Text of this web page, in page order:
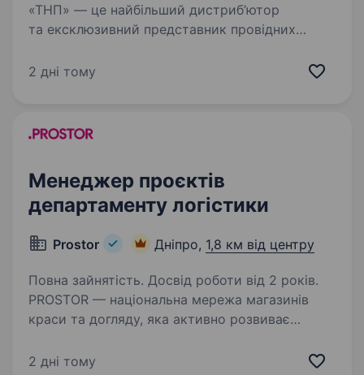
«ТНП» — це найбільший дистриб’ютор
та ексклюзивний представник провідних
Keramia) та категорії освітлення бренду Miorro.
2 дні тому
Менеджер проєктів
департаменту логістики
Prostor Дніпро, 1,8 км від центру
Повна зайнятість. Досвід роботи від 2 років.
PROSTOR — національна мережа магазинів
краси та догляду, яка активно розвиває
рішення для підвищення ефективності бізнесу.
2 дні тому